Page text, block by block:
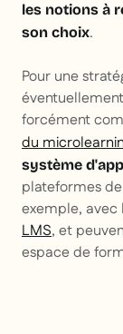
les notions à
son choix.
Pour une
forcément
du
système
plateformes
exemple,
LMS, et
espace de